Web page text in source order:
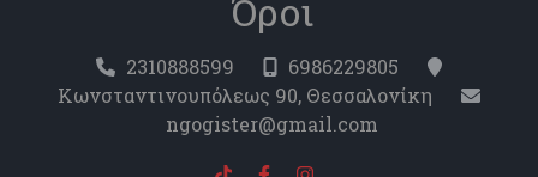
Όροι
2310888599
6986229805
Κωνσταντινουπόλεως 90, Θεσσαλονίκη
ngogister@gmail.com